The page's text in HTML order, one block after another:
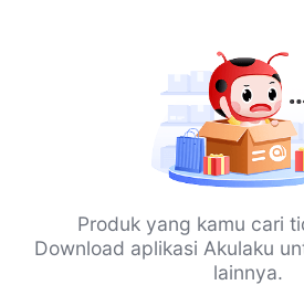
Produk yang kamu cari
Download aplikasi Akulaku
lainnya.